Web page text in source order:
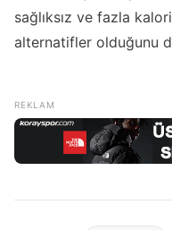
sağlıksız ve fazla
alternatifler olduğunu